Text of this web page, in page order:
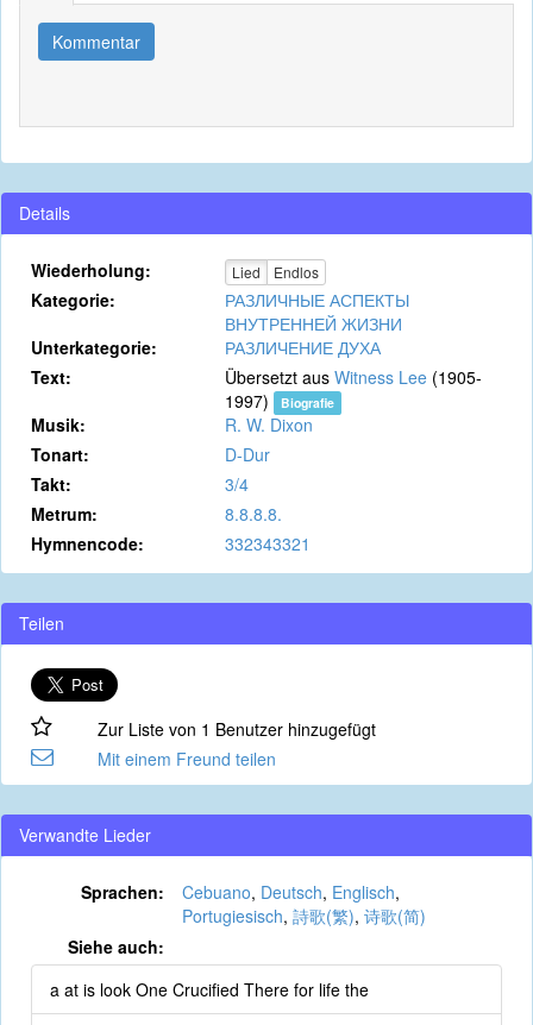
Kommentar
Details
Wiederholung: Lied Endlos
Kategorie:
РАЗЛИЧНЫЕ АСПЕКТЫ
ВНУТРЕННЕЙ ЖИЗНИ
Unterkategorie:
РАЗЛИЧЕНИЕ ДУХА
Text:
Übersetzt aus Witness Lee (1905-
1997)
Biografie
Musik:
R. W. Dixon
Tonart:
D-Dur
Takt:
3/4
Metrum:
8.8.8.8.
Hymnencode:
332343321
Teilen
Zur Liste von 1 Benutzer hinzugefügt
Mit einem Freund teilen
Verwandte Lieder
Sprachen: Cebuano, Deutsch, Englisch,
Portugiesisch, 詩歌(繁), 诗歌(简)
Siehe auch:
a at is look One Crucified There for life the